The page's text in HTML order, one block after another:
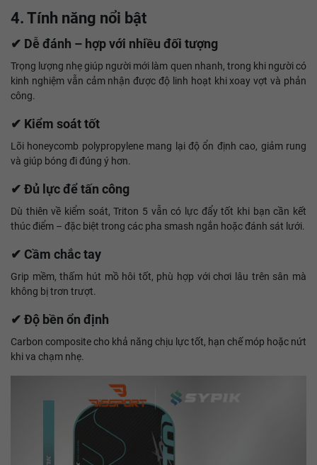
4. Tính năng nổi bật
✔ Dễ đánh – hợp với nhiều đối tượng
Trọng lượng nhẹ giúp người mới làm quen nhanh, trong khi người có
kinh nghiệm vẫn cảm nhận được độ linh hoạt khi xoay vợt và phản
công.
✔ Kiểm soát tốt
Lõi honeycomb polypropylene mang lại độ ổn định cao, giảm rung
và giúp bóng đi đúng ý hơn.
✔ Đủ lực để tấn công
Dù thiên về kiểm soát, Triton 5 vẫn có lực đẩy tốt khi bạn cần kết
thúc điểm – đặc biệt trong các pha smash ngắn hoặc đánh sát lưới.
✔ Cầm chắc tay
Grip mềm, thấm hút mồ hôi tốt, phù hợp với chơi lâu trên sân mà
không bị trơn trượt.
✔ Độ bền ổn định
Carbon composite cho khả năng chịu lực tốt, hạn chế móp hoặc nứt
khi va chạm nhẹ.